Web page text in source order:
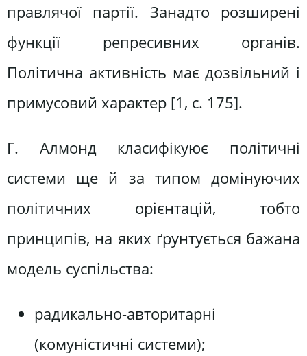
правлячої партії. Занадто розширені
функції репресивних органів.
Політична активність має дозвільний і
примусовий характер [1, c. 175].
Г. Алмонд класифікуює політичні
системи ще й за типом домінуючих
політичних орієнтацій, тобто
принципів, на яких ґрунтується бажана
модель суспільства:
радикально-авторитарні
(комуністичні системи);